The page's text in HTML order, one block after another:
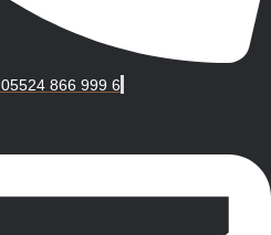
05524 866 999 6